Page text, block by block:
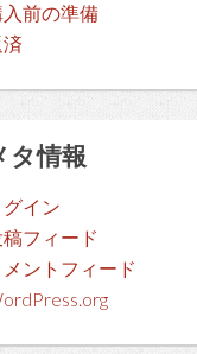
前の準備
タ情報
イン
フィード
ントフィード